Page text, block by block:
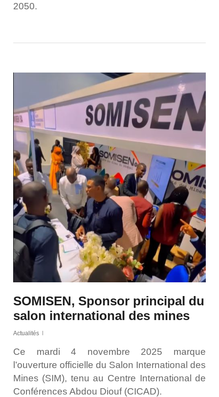
2050.
SOMISEN, Sponsor principal du
salon international des mines
Actualités
Ce mardi 4 novembre 2025 marque
l’ouverture officielle du Salon International des
Mines (SIM), tenu au Centre International de
Conférences Abdou Diouf (CICAD).